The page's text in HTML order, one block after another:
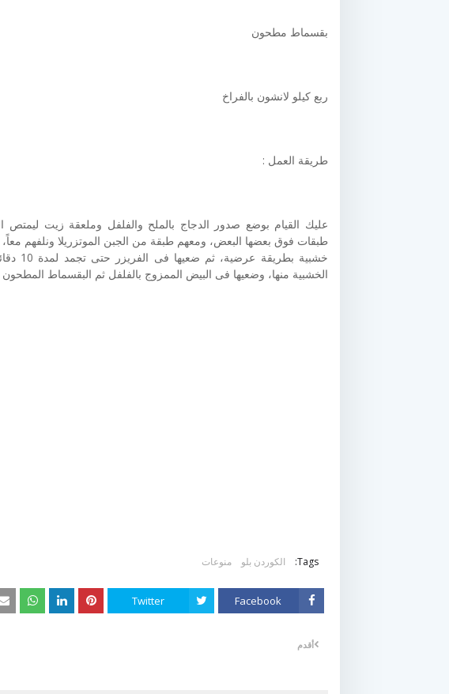
بقسماط مطحون
ربع كيلو لانشون بالفراخ
طريقة العمل :
عليك القيام بوضع صدور الدجاج بالملح والفلفل وملعقة زيت ليمتص
طبقات فوق بعضها البعض، ومعهم طبقة من الجبن الموتزريلا ونلفهم
خشبية
الخشبية منها، وضعيها فى البيض الممزوج بالفلفل ثم البقسماط
Tags: الكوردن بلو منوعات
Facebook
Twitter
أقدم